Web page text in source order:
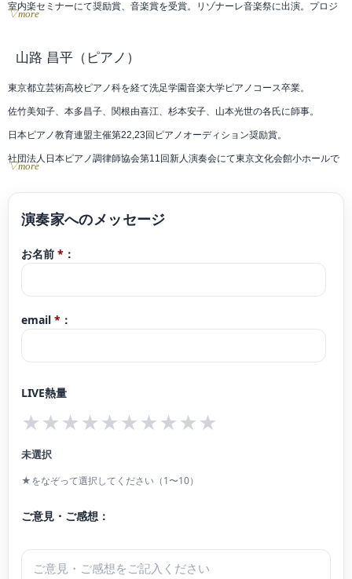
室内楽セミナーにて奨励賞、音楽賞を受賞。リゾナーレ音楽祭に出演。プロジ
ミストレスとして参加。北九州国際音楽祭、東京・春・音楽祭等に出演。東京
▽more
山路 昌平 （ピアノ）
東京都立芸術高校ピアノ科を経て洗足学園音楽大学ピアノコース卒業。
佐竹美知子、本多昌子、関根由喜江、杉本安子、山本光世の各氏に師事。
日本ピアノ教育連盟主催第22,23回ピアノオーディション奨励賞。
社団法人日本ピアノ調律師協会第11回新人演奏会にて東京文化会館小ホールで
ブログコンサート予定 https://ameblo.jp/9314yamajisyouhei/
クラシックyoutubeチャンネル「さんチャンネル」2020年開設。
▽more
お名前 * ：
email * ：
LIVE熱量
★★★★★★★★★★
未選択
★をなぞって選択してください（1〜10）
ご意見・ご感想：